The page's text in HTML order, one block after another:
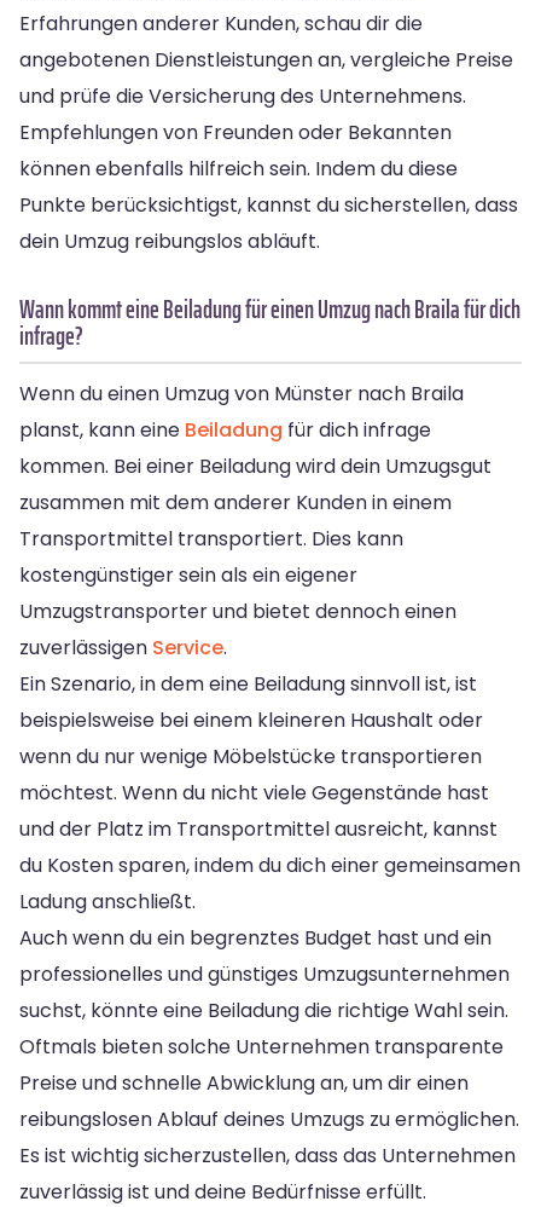
Erfahrungen anderer Kunden, schau dir die
angebotenen Dienstleistungen an, vergleiche Preise
und prüfe die Versicherung des Unternehmens.
Empfehlungen von Freunden oder Bekannten
können ebenfalls hilfreich sein. Indem du diese
Punkte berücksichtigst, kannst du sicherstellen, dass
dein Umzug reibungslos abläuft.
Wann kommt eine Beiladung für einen Umzug nach Braila für dich
infrage?
Wenn du einen Umzug von Münster nach Braila
planst, kann eine Beiladung für dich infrage
kommen. Bei einer Beiladung wird dein Umzugsgut
zusammen mit dem anderer Kunden in einem
Transportmittel transportiert. Dies kann
kostengünstiger sein als ein eigener
Umzugstransporter und bietet dennoch einen
zuverlässigen Service.
Ein Szenario, in dem eine Beiladung sinnvoll ist, ist
beispielsweise bei einem kleineren Haushalt oder
wenn du nur wenige Möbelstücke transportieren
möchtest. Wenn du nicht viele Gegenstände hast
und der Platz im Transportmittel ausreicht, kannst
du Kosten sparen, indem du dich einer gemeinsamen
Ladung anschließt.
Auch wenn du ein begrenztes Budget hast und ein
professionelles und günstiges Umzugsunternehmen
suchst, könnte eine Beiladung die richtige Wahl sein.
Oftmals bieten solche Unternehmen transparente
Preise und schnelle Abwicklung an, um dir einen
reibungslosen Ablauf deines Umzugs zu ermöglichen.
Es ist wichtig sicherzustellen, dass das Unternehmen
zuverlässig ist und deine Bedürfnisse erfüllt.